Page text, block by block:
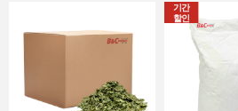
기간
할인